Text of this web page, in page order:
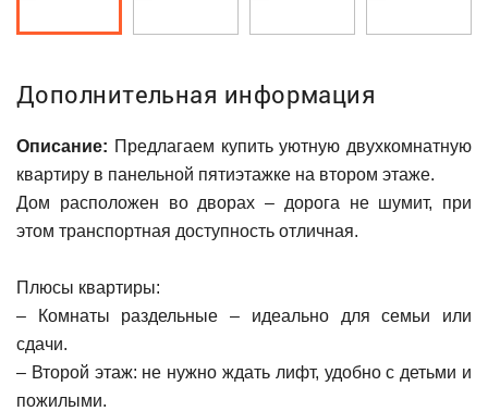
Дополнительная информация
Описание: Предлагаем купить уютную двухкомнатную
квартиру в панельной пятиэтажке на втором этаже.
Дом расположен во дворах – дорога не шумит, при
этом транспортная доступность отличная.
Плюсы квартиры:
– Комнаты раздельные – идеально для семьи или
сдачи.
– Второй этаж: не нужно ждать лифт, удобно с детьми и
пожилыми.